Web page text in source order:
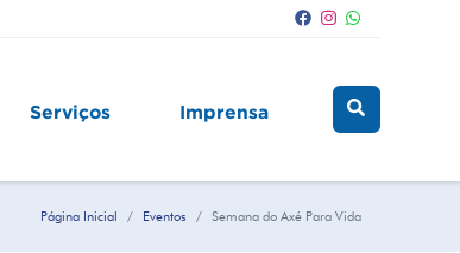
Serviços Imprensa
Página Inicial Eventos Semana do Axé Para Vida